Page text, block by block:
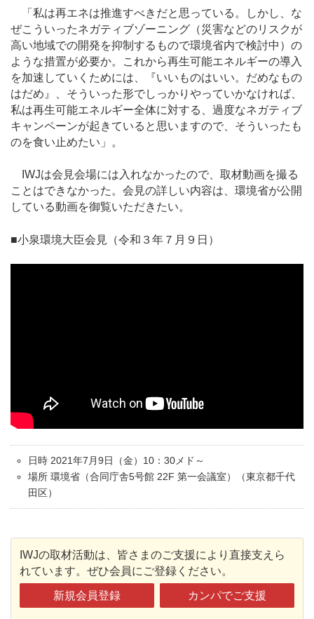
「私は再エネは推進すべきだと思っている。しかし、な
ぜこういったネガティブゾーニング（災害などのリスクが
高い地域での開発を抑制するもので環境省内で検討中）の
ような措置が必要か。これから再生可能エネルギーの導入
を加速していくためには、『いいものはいい。だめなもの
はだめ』、そういった形でしっかりやっていかなければ、
私は再生可能エネルギー全体に対する、過度なネガティブ
キャンペーンが起きていると思いますので、そういったも
のを食い止めたい」。
IWJは会見会場には入れなかったので、取材動画を撮る
ことはできなかった。会見の詳しい内容は、環境省が公開
している動画を御覧いただきたい。
■小泉環境大臣会見（令和３年７月９日）
日時 2021年7月9日（金）10：30メド～
場所 環境省（合同庁舎5号館 22F 第一会議室）（東京都千代
田区）
IWJの取材活動は、皆さまのご支援により直接支えら
れています。ぜひ会員にご登録ください。
新規会員登録 カンパでご支援